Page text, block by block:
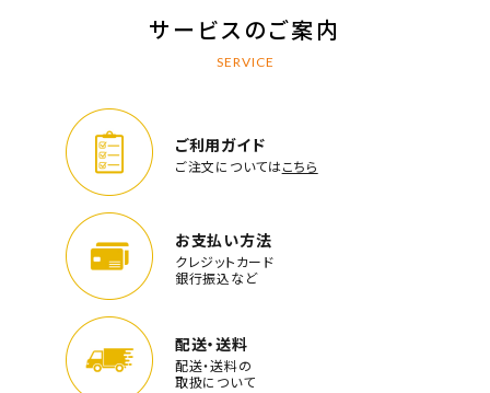
サービスのご案内
SERVICE
ご利用ガイド
ご注文についてはこちら
お支払い方法
クレジットカード
銀行振込など
配送・送料
配送・送料の
取扱について